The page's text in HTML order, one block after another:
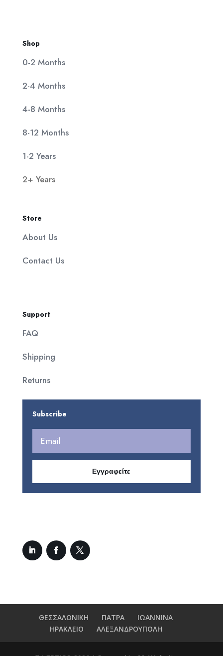
Shop
0-2 Months
2-4 Months
4-8 Months
8-12 Months
1-2 Years
2+ Years
Store
About Us
Contact Us
Support
FAQ
Shipping
Returns
Subscribe
Εγγραφείτε
ΘΕΣΣΑΛΟΝΙΚΗ ΠΑΤΡΑ
ΙΩΑΝΝΙΝΑ
ΗΡΑΚΛΕΙΟ
ΑΛΕΞΑΝΔΡΟΥΠΟΛΗ